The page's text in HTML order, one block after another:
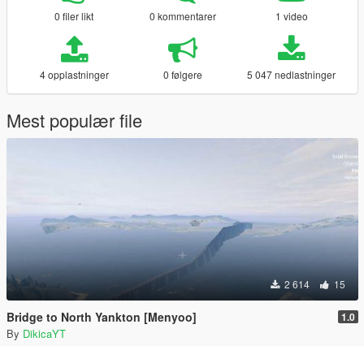
0 filer likt 0 kommentarer 1 video
4 opplastninger 0 følgere 5 047 nedlastninger
Mest populær file
2 614 15
Bridge to North Yankton [Menyoo] 1.0
By DikicaYT